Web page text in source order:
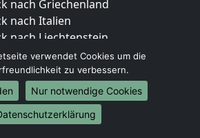
nach Griechenland
nach Italien
nach Liechtenstein
nach Luxemburg
nach Niederlande
nach Norwegen
verwendet Cookies um die
zu verbessern.
Nur notwendige Cookies